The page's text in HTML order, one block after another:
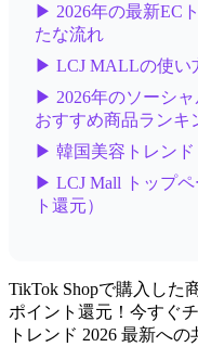
▶ 2026年の最新EC
たな流れ
▶ LCJ MALLの使い
▶ 2026年のソーシ
おすすめ商品ランキ
▶ 韓国美容トレンド
▶ LCJ Mall トップペ
ト還元）
TikTok Shopで購入した
ポイント還元！今すぐ
トレンド 2026 最新へ